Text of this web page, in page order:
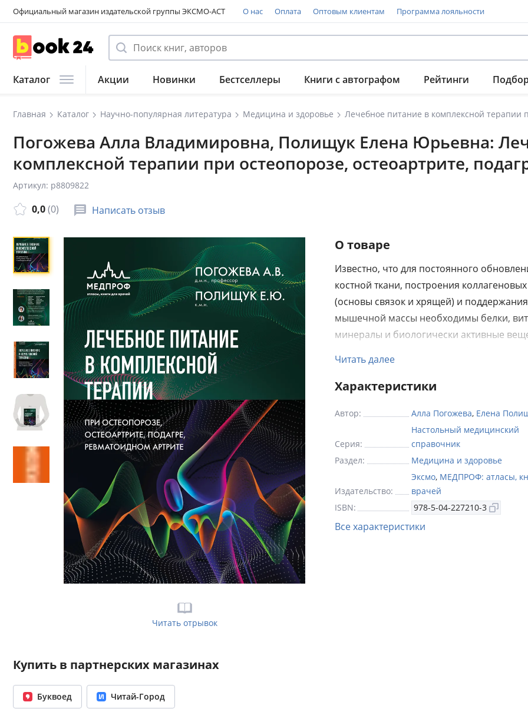
Официальный магазин издательской группы ЭКСМО-АСТ О нас Оплата Оптовым клиентам Программа лояльности
Каталог Акции Новинки Бестселлеры Книги с автографом Рейтинги
Главная Каталог Научно-популярная литература Медицина и здоровье
Погожева Алла Владимировна, Полищук Елена Юрьевна:
комплексной терапии при остеопорозе, остеоартрите,
Артикул: p8809822
0,0(0) Написать отзыв
Читать отрывок
О товаре
Известно, что для постоянного
костной ткани, построения
(основы связок и хрящей) и поддержания
мышечной массы необходимы белки,
минералы и биологически активные
оказывает существенное влияние на
течение большинства заболеваний
прямую связь между рационом питания
состоянием костно-мышечной системы
Книга представляет собой
практическое руководство, посвященное
актуальным вопросам этиологии,
терапии и профилактики наиболее
распространенных заболеваний ОДА.
Читать далее
Характеристики
Автор: Алла Погожева, Елена
Серия:
Настольный медицинский
справочник
Раздел:
Медицина и здоровье
Издательство:
Эксмо, МЕДПРОФ: атласы,
врачей
ISBN:
978-5-04-227210-3
Все характеристики
Купить в партнерских магазинах
Буквоед Читай-Город